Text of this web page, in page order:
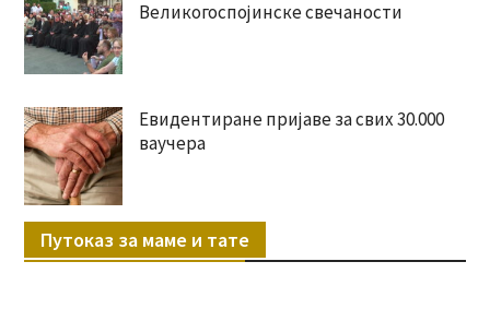
Великогоспојинске свечаности
Евидентиране пријаве за свих 30.000
ваучера
Путоказ за маме и тате